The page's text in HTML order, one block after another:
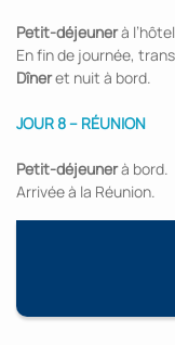
Petit-déjeunerà
En fin de journée,
Dîneret nuit à bord.
JOUR 8 – RÉUNION
Petit-déjeunerà bord.
Arrivée à la Réunion.